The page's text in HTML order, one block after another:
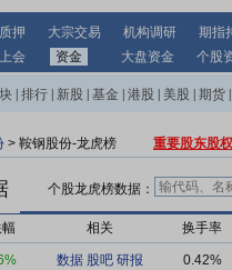
押 大宗交易 机构调研
期指
会 资金 大盘资金 个股
排行 新股 基金 港股 美股 期货
> 鞍钢股份-龙虎榜 重要股东股
个股龙虎榜数据：
相关 换手率
数据 股吧 研报 0.42%